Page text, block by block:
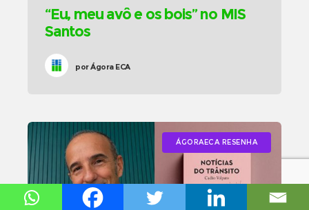
“Eu, meu avô e os bois” no MIS
Santos
porÁgora ECA
ÁGORAECA RESENHA